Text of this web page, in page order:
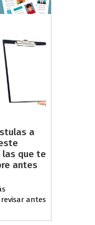
a
las que te
antes
antes